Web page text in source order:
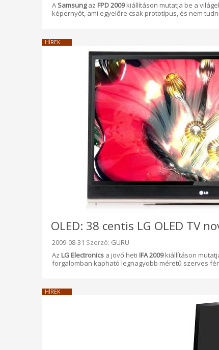
A Samsungaz FPD 2009kiállításon mutatja be a
képernyőt, ami egyelőre csak prototípus, és nem
HÍREK
OLED: 38 centis LG OLED TV
Beküldve:
2009-08-31 Szerző: GURU
Az LG Electronics a jövő heti IFA 2009kiállításon
forgalomban kapható legnagyobb méretű szerves
HÍREK